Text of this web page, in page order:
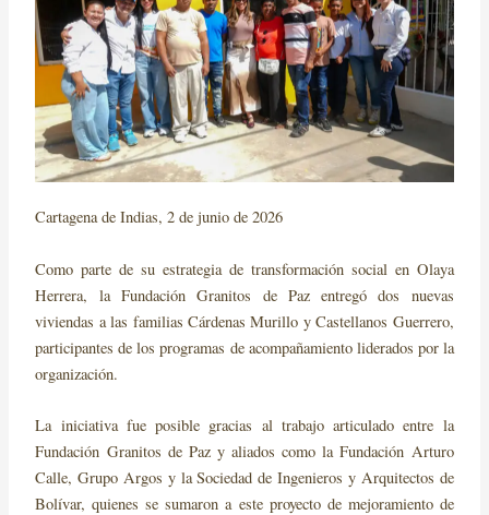
Cartagena de Indias, 2 de junio de 2026
Como parte de su estrategia de transformación social en Olaya
Herrera, la Fundación Granitos de Paz entregó dos nuevas
viviendas a las familias Cárdenas Murillo y Castellanos Guerrero,
participantes de los programas de acompañamiento liderados por la
organización.
La iniciativa fue posible gracias al trabajo articulado entre la
Fundación Granitos de Paz y aliados como la Fundación Arturo
Calle, Grupo Argos y la Sociedad de Ingenieros y Arquitectos de
Bolívar, quienes se sumaron a este proyecto de mejoramiento de